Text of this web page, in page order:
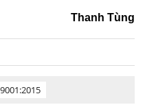
Thanh Tùng